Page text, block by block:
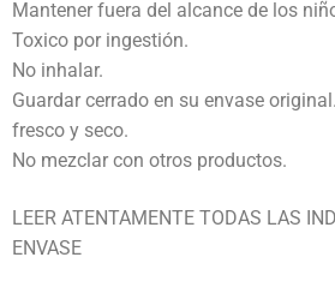
Mantener fuera del alcance de los
Toxico por ingestión.
No inhalar.
Guardar cerrado en su envase
fresco y seco.
No mezclar con otros productos.
LEER ATENTAMENTE TODAS LAS
ENVASE